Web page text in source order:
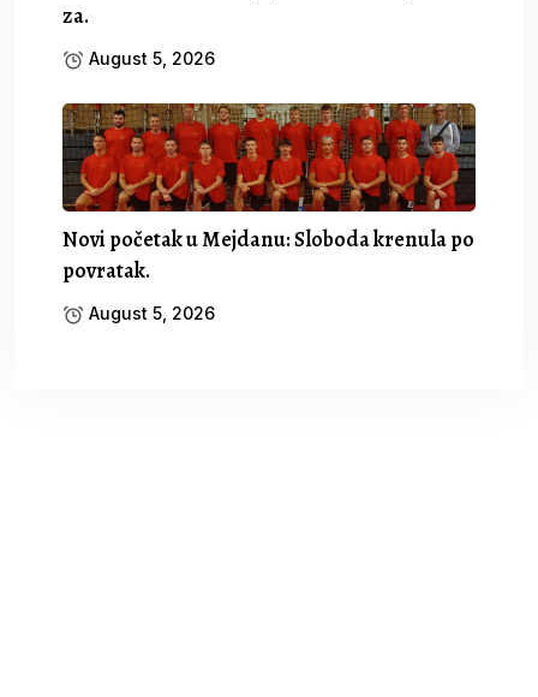
za.
August 5, 2026
Novi početak u Mejdanu: Sloboda krenula po
povratak.
August 5, 2026